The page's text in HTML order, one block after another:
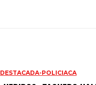
DESTACADA-POLICIACA